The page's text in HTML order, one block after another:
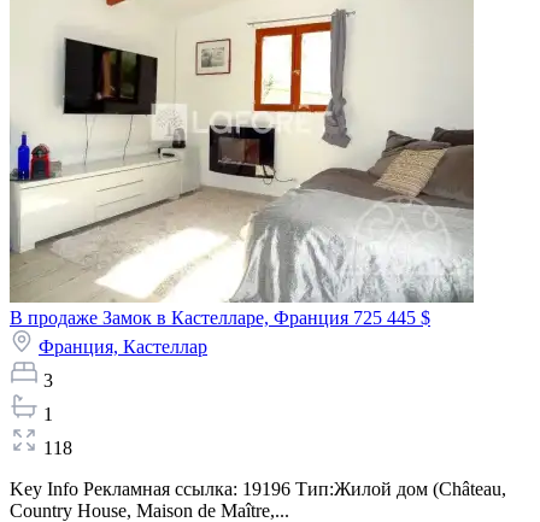
В продаже Замок в Кастелларе, Франция 725 445 $
Франция, Кастеллар
3
1
118
Key Info Рекламная ссылка: 19196 Тип:Жилой дом (Château,
Country House, Maison de Maître,...